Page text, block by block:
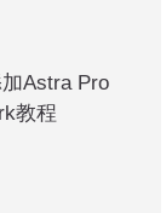
Astra Pro
教程